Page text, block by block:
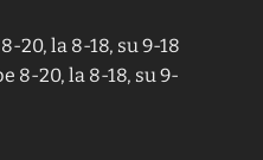
20, la 8-18, su 9-18
8-20, la 8-18, su 9-